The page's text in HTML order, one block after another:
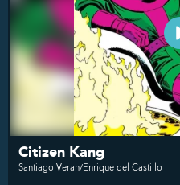
Citizen Kang
Santiago Veran/Enrique del Castillo